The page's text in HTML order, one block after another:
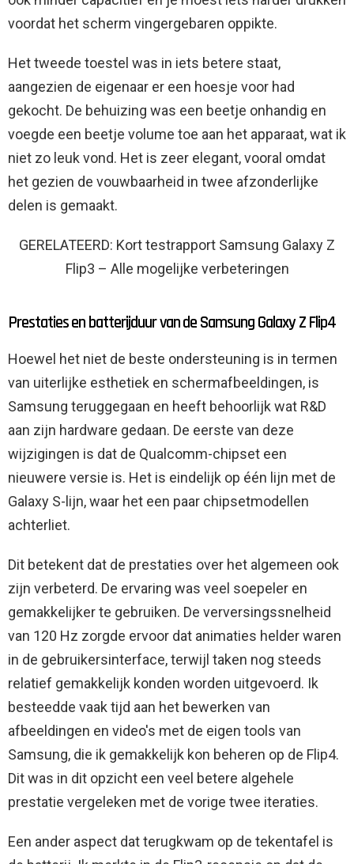
voordat het scherm vingergebaren oppikte.
Het tweede toestel was in iets betere staat,
aangezien de eigenaar er een hoesje voor had
gekocht. De behuizing was een beetje onhandig en
voegde een beetje volume toe aan het apparaat, wat ik
niet zo leuk vond. Het is zeer elegant, vooral omdat
het gezien de vouwbaarheid in twee afzonderlijke
delen is gemaakt.
GERELATEERD: Kort testrapport Samsung Galaxy Z
Flip3 – Alle mogelijke verbeteringen
Prestaties en batterijduur van de Samsung Galaxy Z Flip4
Hoewel het niet de beste ondersteuning is in termen
van uiterlijke esthetiek en schermafbeeldingen, is
Samsung teruggegaan en heeft behoorlijk wat R&D
aan zijn hardware gedaan. De eerste van deze
wijzigingen is dat de Qualcomm-chipset een
nieuwere versie is. Het is eindelijk op één lijn met de
Galaxy S-lijn, waar het een paar chipsetmodellen
achterliet.
Dit betekent dat de prestaties over het algemeen ook
zijn verbeterd. De ervaring was veel soepeler en
gemakkelijker te gebruiken. De verversingssnelheid
van 120 Hz zorgde ervoor dat animaties helder waren
in de gebruikersinterface, terwijl taken nog steeds
relatief gemakkelijk konden worden uitgevoerd. Ik
besteedde vaak tijd aan het bewerken van
afbeeldingen en video's met de eigen tools van
Samsung, die ik gemakkelijk kon beheren op de Flip4.
Dit was in dit opzicht een veel betere algehele
prestatie vergeleken met de vorige twee iteraties.
Een ander aspect dat terugkwam op de tekentafel is